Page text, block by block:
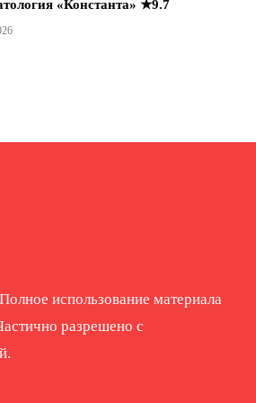
«Константа» ★9.7
использование материала
разрешено с